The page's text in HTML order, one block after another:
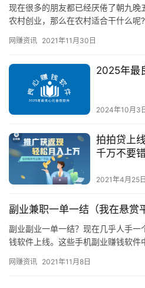
现在很多的朋友都已经厌倦了朝九晚
农村创业，那么在农村适合干什么呢
下…
网赚资讯 2021年11月30日
2025年最
2024年10月3
拍拍贷上
千万不要
2021年4月25日
副业兼职一单一结（我在悬赏
副业副业一单一结？现在几乎人手一
钱软件上线。这些手机副业赚钱软件
第…
网赚资讯 2021年11月8日